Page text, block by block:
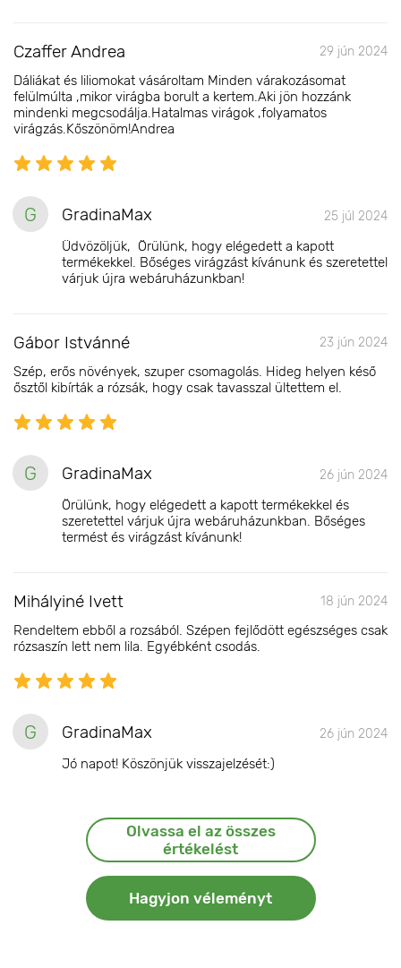
Czaffer Andrea 29 jún 2024
Dáliákat és liliomokat vásároltam Minden várakozásomat
felülmúlta ,mikor virágba borult a kertem.Aki jön hozzánk
mindenki megcsodálja.Hatalmas virágok ,folyamatos
virágzás.Kőszönöm!Andrea
G GradinaMax 25 júl 2024
Üdvözöljük, Örülünk, hogy elégedett a kapott
termékekkel. Bőséges virágzást kívánunk és szeretettel
várjuk újra webáruházunkban!
Gábor Istvánné 23 jún 2024
Szép, erős növények, szuper csomagolás. Hideg helyen késő
ősztől kibírták a rózsák, hogy csak tavasszal ültettem el.
G GradinaMax 26 jún 2024
Örülünk, hogy elégedett a kapott termékekkel és
szeretettel várjuk újra webáruházunkban. Bőséges
termést és virágzást kívánunk!
Mihályiné Ivett 18 jún 2024
Rendeltem ebből a rozsából. Szépen fejlődött egészséges csak
rózsaszín lett nem lila. Egyébként csodás.
G GradinaMax 26 jún 2024
Jó napot! Köszönjük visszajelzését:)
Olvassa el az összes
értékelést
Hagyjon véleményt